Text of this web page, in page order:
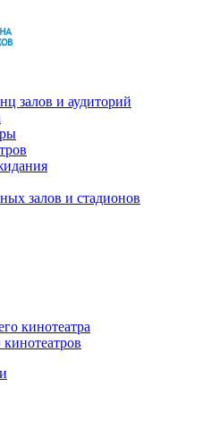
залов и аудиторий
залов и стадионов
кинотеатра